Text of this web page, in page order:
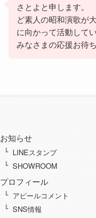
さとよと申します。
ど素人の昭和演歌が
に向かって活動してい
みなさまの応援お待
お知らせ
LINEスタンプ
SHOWROOM
プロフィール
アピールコメント
SNS情報